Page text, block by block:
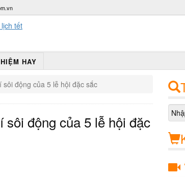
HAY
động của 5 lễ hội đặc sắc
sôi động của 5 lễ hội đặc